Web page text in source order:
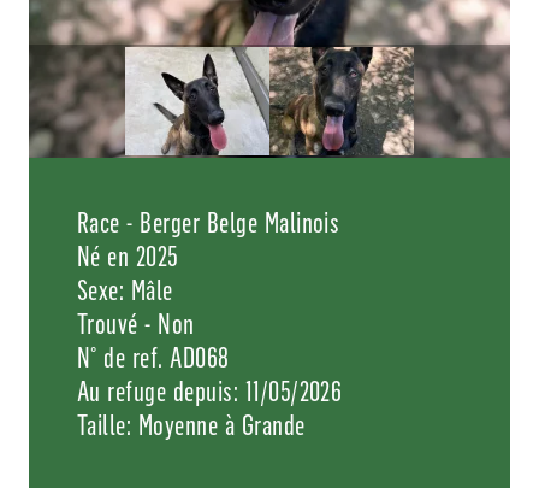
Race - Berger Belge Malinois
Né en 2025
Sexe: Mâle
Trouvé - Non
N° de ref. AD068
Au refuge depuis: 11/05/2026
Taille: Moyenne à Grande